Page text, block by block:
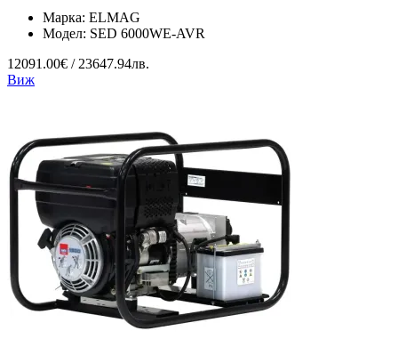
Марка: ELMAG
Модел: SED 6000WE-AVR
12091.00€ / 23647.94лв.
Виж